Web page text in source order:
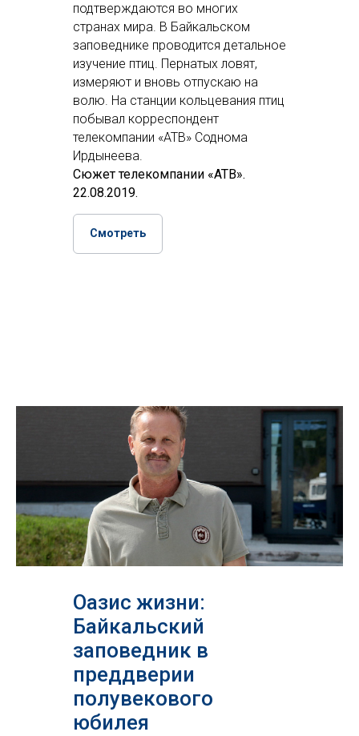
подтверждаются во многих
странах мира. В Байкальском
заповеднике проводится детальное
изучение птиц. Пернатых ловят,
измеряют и вновь отпускаю на
волю. На станции кольцевания птиц
побывал корреспондент
телекомпании «АТВ» Соднома
Ирдынеева.
Сюжет телекомпании «АТВ».
22.08.2019.
Смотреть
Оазис жизни:
Байкальский
заповедник в
преддверии
полувекового
юбилея